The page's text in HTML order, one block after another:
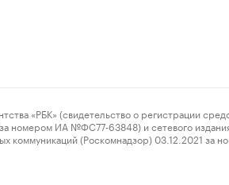
(свидетельство о регистрации
номером ИА №ФС77-63848) и сетевого
коммуникаций (Роскомнадзор) 03.12.2021